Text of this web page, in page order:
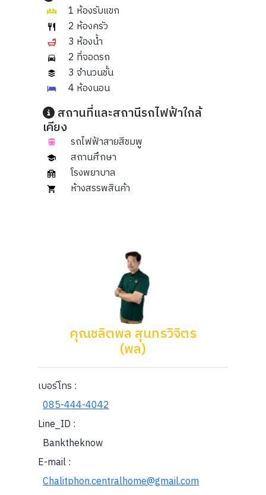
1 ห้องรับแขก
2 ห้องครัว
3 ห้องน้ำ
2 ที่จอดรถ
3 จำนวนชั้น
4 ห้องนอน
สถานที่และสถานีรถไฟฟ้าใกล้
เคียง
รถไฟฟ้าสายสีชมพู
สถานศึกษา
โรงพยาบาล
ห้างสรรพสินค้า
คุณชลิตพล สุนทรวิจิตร
(พล)
เบอร์โทร :
085-444-4042
Line_ID :
Banktheknow
E-mail :
Chalitphon.centralhome@gmail.com